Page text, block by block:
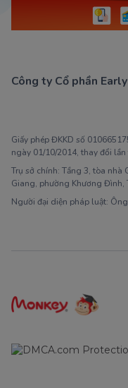
Công ty Cổ phần
Giấy phép ĐKKD số
ngày 01/10/2014, thay đổi
Trụ sở chính: Tầng 3, tòa nhà
Giang, phường Khương Đình,
Người đại diện pháp luật: